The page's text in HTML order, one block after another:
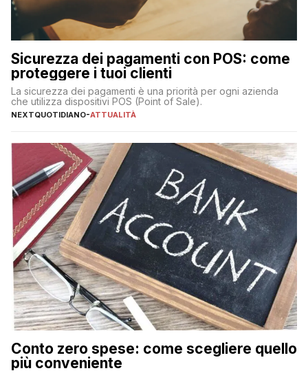
Sicurezza dei pagamenti con POS: come
proteggere i tuoi clienti
La sicurezza dei pagamenti è una priorità per ogni azienda
che utilizza dispositivi POS (Point of Sale).
NEXTQUOTIDIANO-ATTUALITÀ
Conto zero spese: come scegliere quello
più conveniente